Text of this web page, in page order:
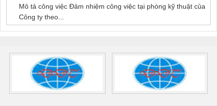
Mô tả công việc Đảm nhiệm công việc tại phòng kỹ thuật của
Công ty theo...